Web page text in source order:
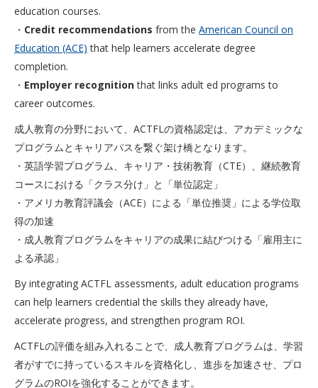
education courses.
・ Credit recommendations from the American Council on
Education (ACE) that help learners accelerate degree
completion.
・ Employer recognitionthat links adult ed programs to
career outcomes.
成人教育の分野において、ACTFLの資格認定は、アカデミックな
プログラムとキャリアパスを繋ぐ架け橋となります。
・英語学習プログラム、キャリア・技術教育（CTE）、継続教育
コースにおける「クラス分け」と「単位認定」
・アメリカ教育評議会（ACE）による「単位推奨」による学位取
得の加速
・成人教育プログラムをキャリアの成果に結びつける「雇用主に
よる承認」
By integrating ACTFL assessments, adult education programs
can help learners credential the skills they already have,
accelerate progress, and strengthen program ROI.
ACTFLの評価を組み入れることで、成人教育プログラムは、学習
者がすでに持っているスキルを資格化し、進歩を加速させ、プロ
グラムのROIを強化することができます。